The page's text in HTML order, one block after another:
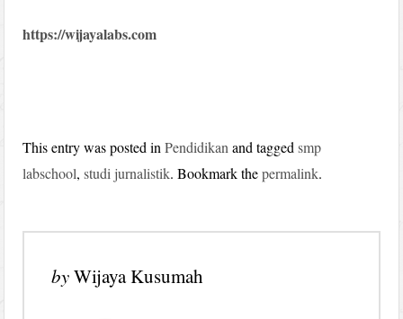
https://wijayalabs.com
This entry was posted inPendidikan and taggedsmp
labschool,studi jurnalistik. Bookmark thepermalink.
byWijaya Kusumah